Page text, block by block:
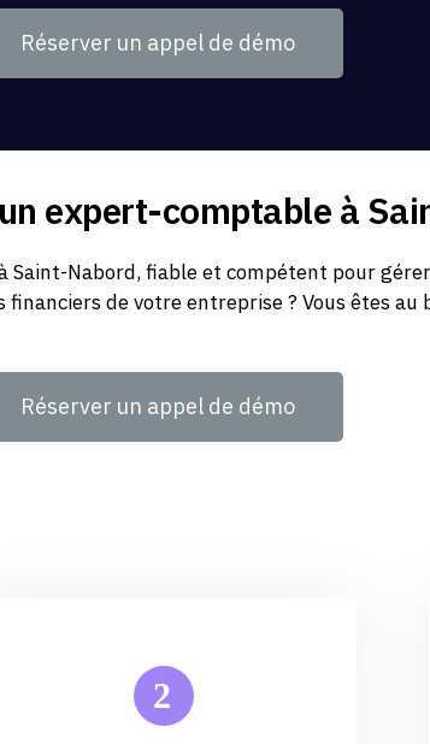
Réserver un appel de démo
expert-comptable à
Saint-Nabord, fiable et compétent pour
financiers de votre entreprise ? Vous êtes au
Réserver un appel de démo
2